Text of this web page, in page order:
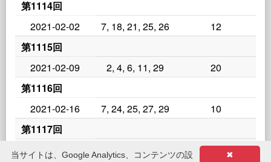
第1114回
2021-02-02
7, 18, 21, 25, 26
12
第1115回
2021-02-09
2, 4, 6, 11, 29
20
第1116回
2021-02-16
7, 24, 25, 27, 29
10
第1117回
2021-02-23
4, 13, 22, 27, 30 19 ✖
当サイトは、Google Analytics、コンテンツの設